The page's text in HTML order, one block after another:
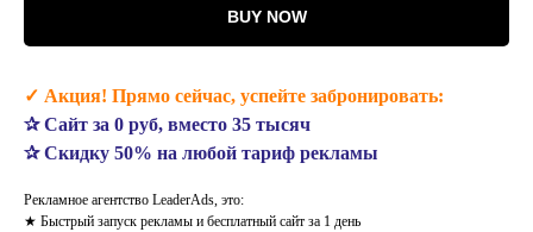
BUY NOW
✓ Акция! Прямо сейчас, успейте забронировать:
✰ Сайт за 0 руб, вместо 35 тысяч
✰ Скидку 50% на любой тариф рекламы
Рекламное агентство LeaderAds, это:
★ Быстрый запуск рекламы и бесплатный сайт за 1 день